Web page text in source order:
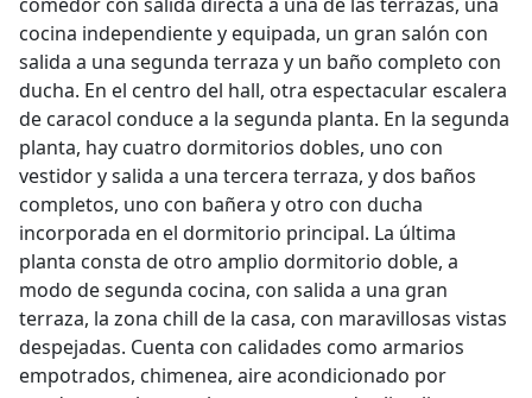
cocina independiente y equipada, un gran salón con
salida a una segunda terraza y un baño completo con
ducha. En el centro del hall, otra espectacular escalera
de caracol conduce a la segunda planta. En la segunda
planta, hay cuatro dormitorios dobles, uno con
vestidor y salida a una tercera terraza, y dos baños
completos, uno con bañera y otro con ducha
incorporada en el dormitorio principal. La última
planta consta de otro amplio dormitorio doble, a
modo de segunda cocina, con salida a una gran
terraza, la zona chill de la casa, con maravillosas vistas
despejadas. Cuenta con calidades como armarios
empotrados, chimenea, aire acondicionado por